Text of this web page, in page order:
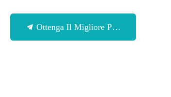
Ottenga Il Migliore Prezzo